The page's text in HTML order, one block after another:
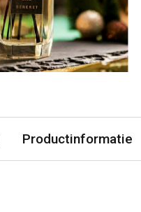
Productinformatie